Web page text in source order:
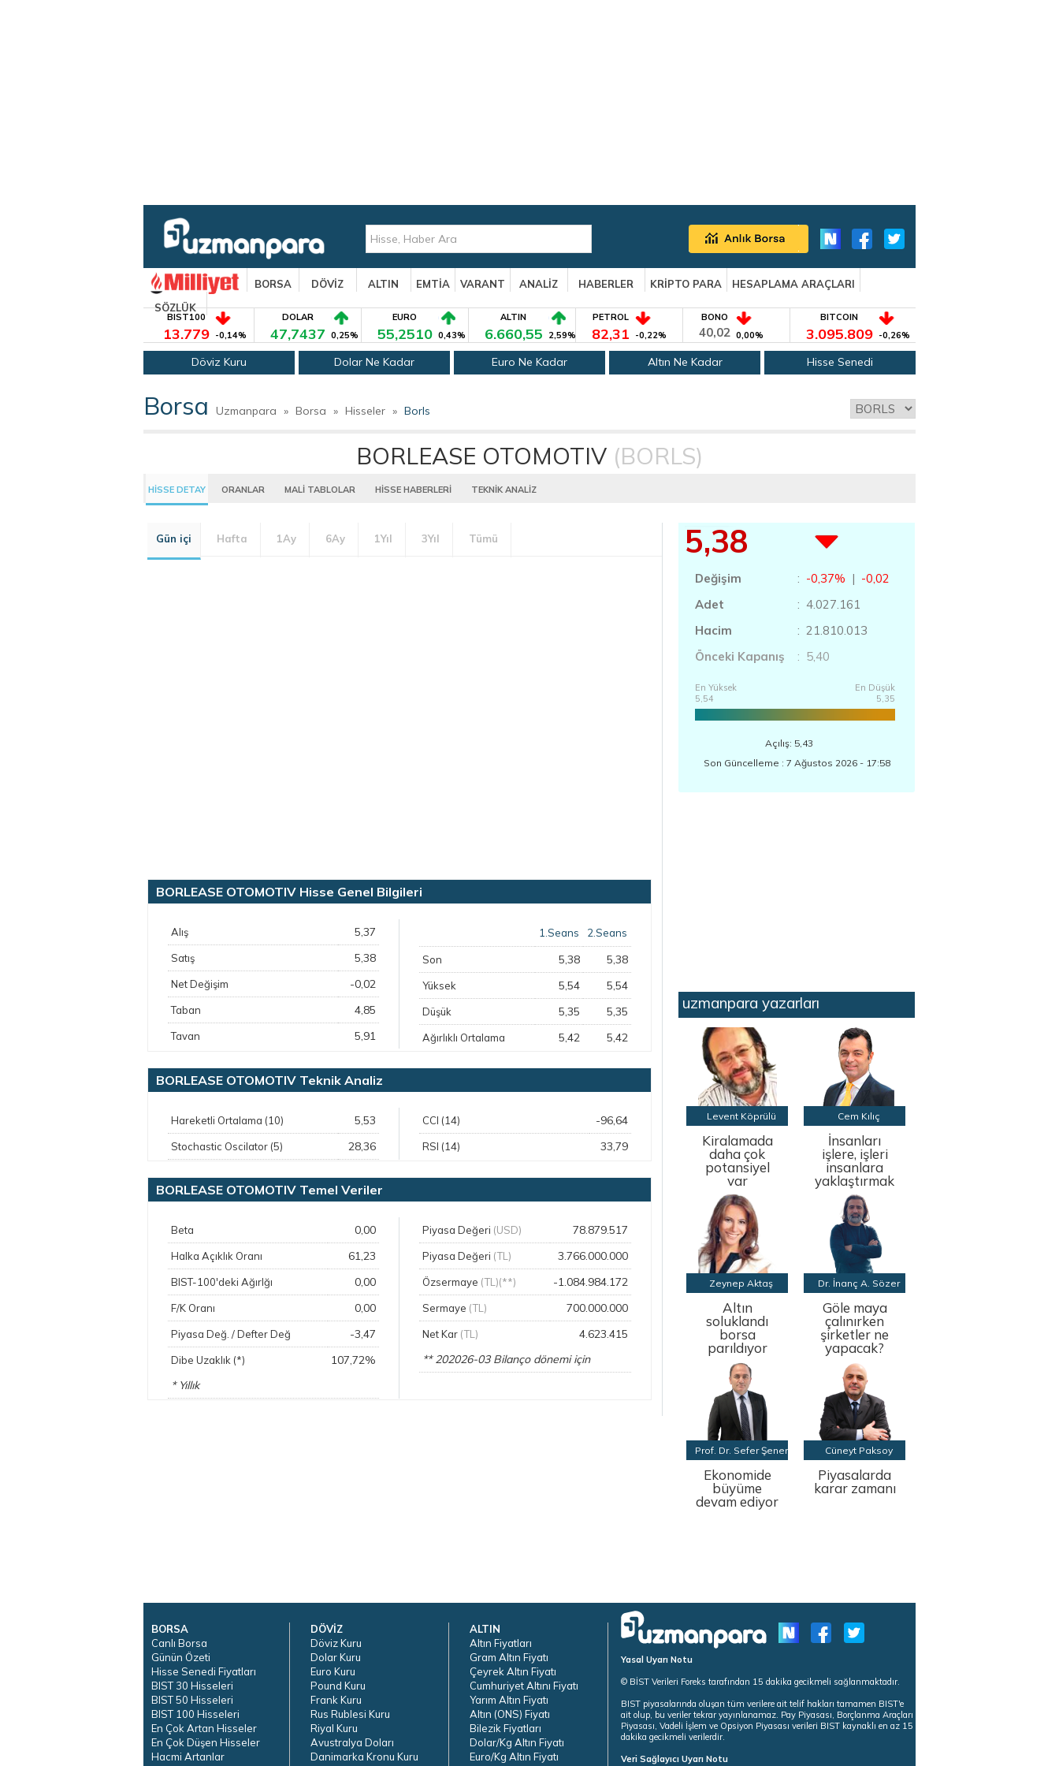
BORSA DÖVİZ ALTIN EMTİA VARANT ANALİZ HABERLER KRİPTO PARA
HESAPLAMA ARAÇLARI
SÖZLÜK
BIST100
13.779 -0,14%
DOLAR
47,7437 0,25%
EURO
55,2510 0,43%
ALTIN
6.660,55 2,59%
PETROL
82,31 -0,22%
BONO
40,02 0,00%
BITCOIN
3.095.809 -0,26%
Döviz Kuru Dolar Ne Kadar Euro Ne Kadar Altın Ne Kadar Hisse Senedi
Borsa Uzmanpara » Borsa » Hisseler » Borls
BORLEASE OTOMOTIV (BORLS)
HİSSE DETAY ORANLAR MALİ TABLOLAR HİSSE HABERLERİ TEKNİK ANALİZ
Gün içi Hafta 1Ay 6Ay 1Yıl 3Yıl Tümü
BORLEASE OTOMOTIV Hisse Genel Bilgileri
Alış 5,37
Satış 5,38
Net Değişim -0,02
Taban 4,85
Tavan 5,91
1.Seans 2.Seans
Son 5,38 5,38
Yüksek 5,54 5,54
Düşük 5,35 5,35
Ağırlıklı Ortalama 5,42 5,42
BORLEASE OTOMOTIV Teknik Analiz
Hareketli Ortalama (10) 5,53
Stochastic Oscilator (5) 28,36
CCI (14) -96,64
RSI (14) 33,79
BORLEASE OTOMOTIV Temel Veriler
Beta 0,00
Halka Açıklık Oranı 61,23
BIST-100'deki Ağırlğı 0,00
F/K Oranı 0,00
Piyasa Değ. / Defter Değ -3,47
Dibe Uzaklık (*)
107,72%
* Yıllık
Piyasa Değeri (USD) 78.879.517
Piyasa Değeri (TL) 3.766.000.000
Özsermaye (TL)(**) -1.084.984.172
Sermaye (TL) 700.000.000
Net Kar (TL)
4.623.415
** 202026-03 Bilanço dönemi için
5,38
Değişim : -0,37% | -0,02
Adet
: 4.027.161
Hacim
: 21.810.013
Önceki Kapanış
: 5,40
En Yüksek
5,54
En Düşük
5,35
Açılış: 5,43
Son Güncelleme : 7 Ağustos 2026 - 17:58
uzmanpara yazarları
Levent Köprülü
Kiralamada
daha çok
potansiyel
var
Cem Kılıç
İnsanları
işlere, işleri
insanlara
yaklaştırmak
Zeynep Aktaş
Altın
soluklandı
borsa
parıldıyor
Dr. İnanç A. Sözer
Göle maya
çalınırken
şirketler ne
yapacak?
Prof. Dr. Sefer Şener
Ekonomide
büyüme
devam ediyor
Cüneyt Paksoy
Piyasalarda
karar zamanı
BORSA
Canlı Borsa
Günün Özeti
Hisse Senedi Fiyatları
BIST 30 Hisseleri
BIST 50 Hisseleri
BIST 100 Hisseleri
En Çok Artan Hisseler
En Çok Düşen Hisseler
Hacmi Artanlar
DÖVİZ
Döviz Kuru
Dolar Kuru
Euro Kuru
Pound Kuru
Frank Kuru
Rus Rublesi Kuru
Riyal Kuru
Avustralya Doları
Danimarka Kronu Kuru
ALTIN
Altın Fiyatları
Gram Altın Fiyatı
Çeyrek Altın Fiyatı
Cumhuriyet Altını Fiyatı
Yarım Altın Fiyatı
Altın (ONS) Fiyatı
Bilezik Fiyatları
Dolar/Kg Altın Fiyatı
Euro/Kg Altın Fiyatı
Yasal Uyarı Notu
© BİST Verileri Foreks tarafından 15 dakika gecikmeli sağlanmaktadır.
BIST piyasalarında oluşan tüm verilere ait telif hakları tamamen BIST'e
ait olup, bu veriler tekrar yayınlanamaz. Pay Piyasası, Borçlanma Araçları
Piyasası, Vadeli İşlem ve Opsiyon Piyasası verileri BIST kaynaklı en az 15
dakika gecikmeli verilerdir.
Veri Sağlayıcı Uyarı Notu